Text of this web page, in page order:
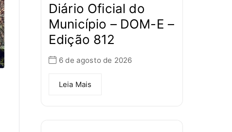
Diário Oficial do
Município – DOM-E –
Edição 812
6 de agosto de 2026
Leia Mais